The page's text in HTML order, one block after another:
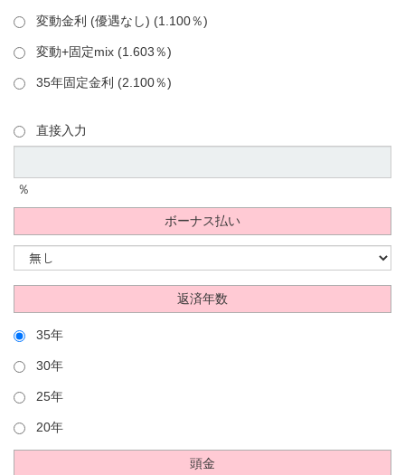
変動金利 (優遇なし) (1.100％)
変動+固定mix (1.603％)
35年固定金利 (2.100％)
直接入力
％
ボーナス払い
返済年数
35年
30年
25年
20年
頭金